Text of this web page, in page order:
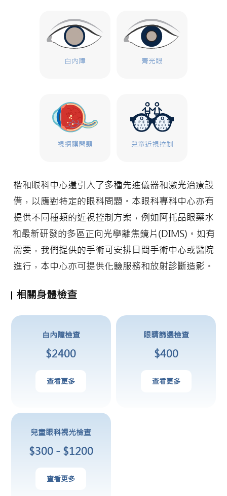
白內障 青光眼
視網膜問題 兒童近視控制
楷和眼科中心還引入了多種先進儀器和激光治療設
備，以應對特定的眼科問題。本眼科專科中心亦有
提供不同種類的近視控制方案，例如阿托品眼藥水
和最新研發的多區正向光學離焦鏡片(DIMS)。如有
需要，我們提供的手術可安排日間手術中心或醫院
進行，本中心亦可提供化驗服務和放射診斷造影。
相關身體檢查
白內障檢查
$2400
查看更多
眼睛篩選檢查
$400
查看更多
兒童眼科視光檢查
$300 - $1200
查看更多